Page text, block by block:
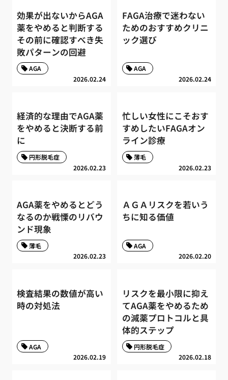
効果が出ないからAGA
薬をやめると判断する
その前に確認すべき失
敗パターンの回避
2026.02.24
AGA
FAGA治療で迷わない
ためのおすすめクリニ
ック選び
2026.02.24
AGA
経済的な理由でAGA薬
をやめると決断する前
に
2026.02.23
円形脱毛症
忙しい女性にこそおす
すめしたいFAGAオン
ライン診療
2026.02.23
薄毛
AGA薬をやめるとどう
なるのか戦慄のリバウ
ンド現象
2026.02.23
薄毛
ＡＧＡリスクを若いう
ちに知る価値
2026.02.20
AGA
検査結果の数値が高い
時の対処法
2026.02.19
AGA
リスクを最小限に抑え
てAGA薬をやめるため
の減薬プロトコルと具
体的ステップ
2026.02.18
円形脱毛症